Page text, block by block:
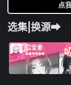
点
选集|换源➡